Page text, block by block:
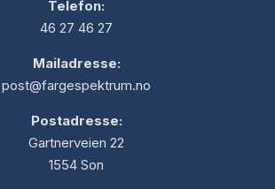
Telefon:
46 27 46 27
Mailadresse:
post@fargespektrum.no
Postadresse:
Gartnerveien 22
1554 Son